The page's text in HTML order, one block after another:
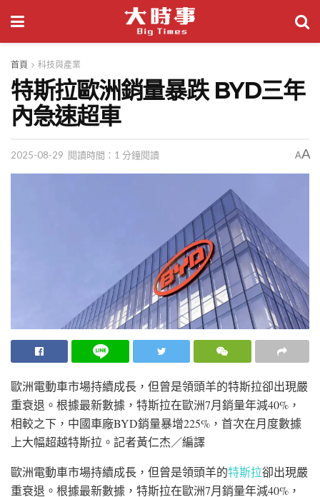
首頁 科技與產業
特斯拉歐洲銷量暴跌 BYD三年
內急速超車
2025-08-29 閱讀時間：1 分鐘閱讀 AA
歐洲電動車市場持續成長，但曾是領頭羊的特斯拉卻出現嚴
重衰退。根據最新數據，特斯拉在歐洲7月銷量年減40%，
相較之下，中國車廠BYD銷量暴增225%，首次在月度數據
上大幅超越特斯拉。 記者黃仁杰／編譯
歐洲電動車市場持續成長，但曾是領頭羊的特斯拉卻出現嚴
重衰退。根據最新數據，特斯拉在歐洲7月銷量年減40%，